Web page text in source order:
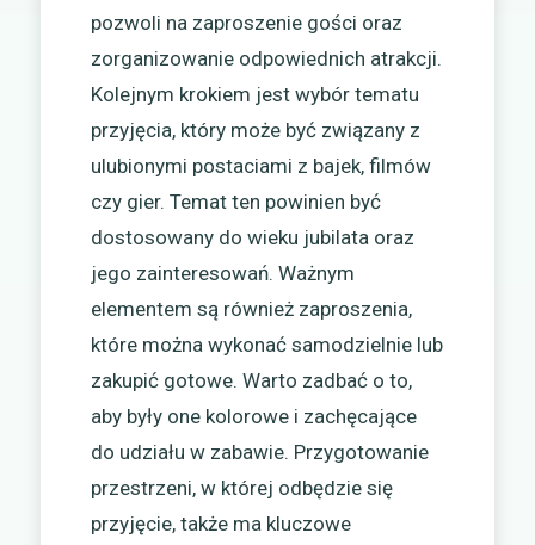
pozwoli na zaproszenie gości oraz
zorganizowanie odpowiednich atrakcji.
Kolejnym krokiem jest wybór tematu
przyjęcia, który może być związany z
ulubionymi postaciami z bajek, filmów
czy gier. Temat ten powinien być
dostosowany do wieku jubilata oraz
jego zainteresowań. Ważnym
elementem są również zaproszenia,
które można wykonać samodzielnie lub
zakupić gotowe. Warto zadbać o to,
aby były one kolorowe i zachęcające
do udziału w zabawie. Przygotowanie
przestrzeni, w której odbędzie się
przyjęcie, także ma kluczowe